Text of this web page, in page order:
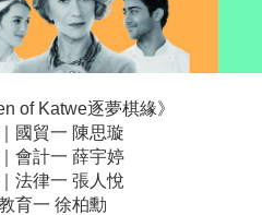
of Katwe逐夢棋緣》
國貿一 陳思璇
會計一 薛宇婷
法律一 張人悅
育一 徐柏勳